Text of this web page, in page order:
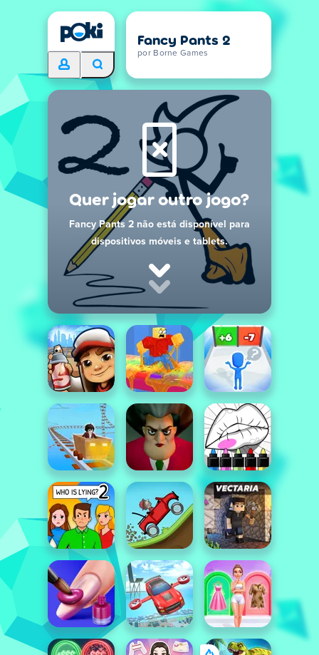
Fancy Pants 2
por Borne Games
Quer jogar outro jogo?
Fancy Pants 2 não está disponível para
dispositivos móveis e tablets.